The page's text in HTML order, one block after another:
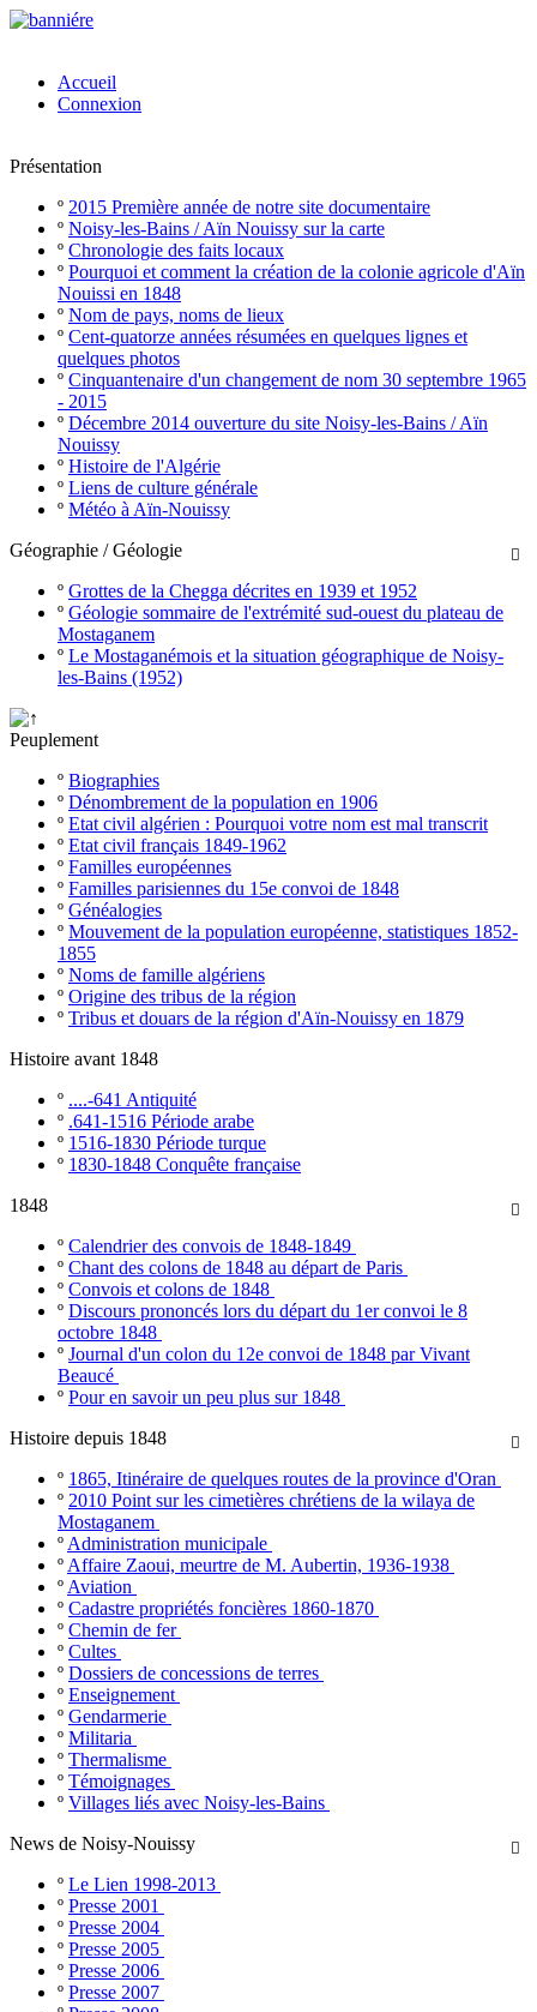
Accueil
Connexion
Présentation
º 2015 Première année de notre site documentaire
º Noisy-les-Bains / Aïn Nouissy sur la carte
º Chronologie des faits locaux
º Pourquoi et comment la création de la colonie agricole d'Aïn
Nouissi en 1848
º Nom de pays, noms de lieux
º Cent-quatorze années résumées en quelques lignes et
quelques photos
º Cinquantenaire d'un changement de nom 30 septembre 1965
- 2015
º Décembre 2014 ouverture du site Noisy-les-Bains / Aïn
Nouissy
º Histoire de l'Algérie
º Liens de culture générale
º Météo à Aïn-Nouissy

Géographie / Géologie
º Grottes de la Chegga décrites en 1939 et 1952
º Géologie sommaire de l'extrémité sud-ouest du plateau de
Mostaganem
º Le Mostaganémois et la situation géographique de Noisy-
les-Bains (1952)
Peuplement
º Biographies
º Dénombrement de la population en 1906
º Etat civil algérien : Pourquoi votre nom est mal transcrit
º Etat civil français 1849-1962
º Familles européennes
º Familles parisiennes du 15e convoi de 1848
º Généalogies
º Mouvement de la population européenne, statistiques 1852-
1855
º Noms de famille algériens
º Origine des tribus de la région
º Tribus et douars de la région d'Aïn-Nouissy en 1879
Histoire avant 1848
º ....-641 Antiquité
º .641-1516 Période arabe
º 1516-1830 Période turque
º 1830-1848 Conquête française

1848
º Calendrier des convois de 1848-1849
º Chant des colons de 1848 au départ de Paris
º Convois et colons de 1848
º Discours prononcés lors du départ du 1er convoi le 8
octobre 1848
º Journal d'un colon du 12e convoi de 1848 par Vivant
Beaucé
º Pour en savoir un peu plus sur 1848

Histoire depuis 1848
º 1865, Itinéraire de quelques routes de la province d'Oran
º 2010 Point sur les cimetières chrétiens de la wilaya de
Mostaganem
º Administration municipale
º Affaire Zaoui, meurtre de M. Aubertin, 1936-1938
º Aviation
º Cadastre propriétés foncières 1860-1870
º Chemin de fer
º Cultes
º Dossiers de concessions de terres
º Enseignement
º Gendarmerie
º Militaria
º Thermalisme
º Témoignages
º Villages liés avec Noisy-les-Bains

News de Noisy-Nouissy
º Le Lien 1998-2013
º Presse 2001
º Presse 2004
º Presse 2005
º Presse 2006
º Presse 2007